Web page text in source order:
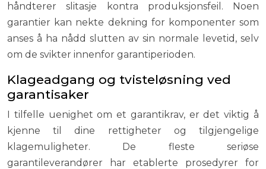
håndterer slitasje kontra produksjonsfeil. Noen
garantier kan nekte dekning for komponenter som
anses å ha nådd slutten av sin normale levetid, selv
om de svikter innenfor garantiperioden.
Klageadgang og tvisteløsning ved
garantisaker
I tilfelle uenighet om et garantikrav, er det viktig å
kjenne til dine rettigheter og tilgjengelige
klagemuligheter. De fleste seriøse
garantileverandører har etablerte prosedyrer for